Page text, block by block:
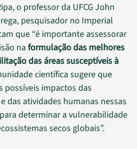
o professor da UFCG John
pesquisador no Imperial
que “é importante assessorar
na formulação das melhores
das áreas susceptíveis à
científica sugere que
possíveis impactos das
das atividades humanas nessas
determinar a vulnerabilidade
secos globais”.